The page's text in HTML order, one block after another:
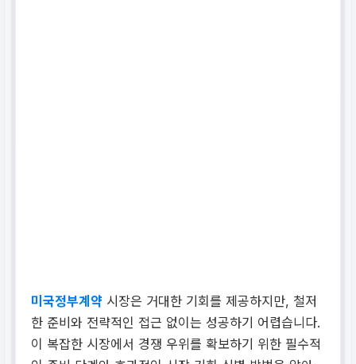
미국정부계약 시장은 거대한 기회를 제공하지만, 철저
한 준비와 전략적인 접근 없이는 성공하기 어렵습니다.
이 복잡한 시장에서 경쟁 우위를 확보하기 위한 필수적